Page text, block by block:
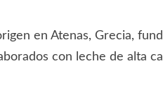
en Atenas, Grecia,
con leche de alta